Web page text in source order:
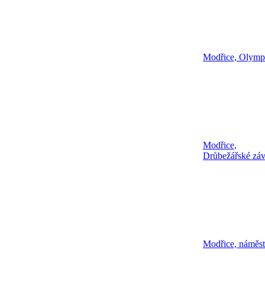
Modřice,
Modřice,
Drůbežářské
Modřice,